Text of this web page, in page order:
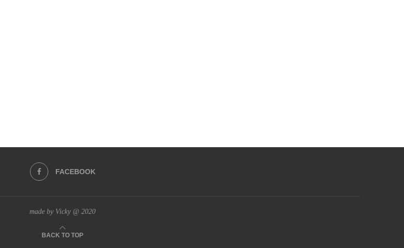
FACEBOOK
made by Vicky @ 2020
BACK TO TOP